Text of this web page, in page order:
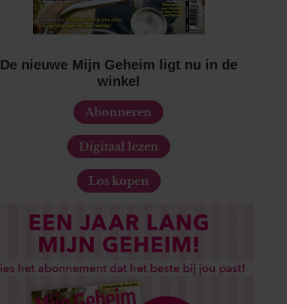
De nieuwe Mijn Geheim ligt nu in de
winkel
Abonneren
Digitaal lezen
Los kopen